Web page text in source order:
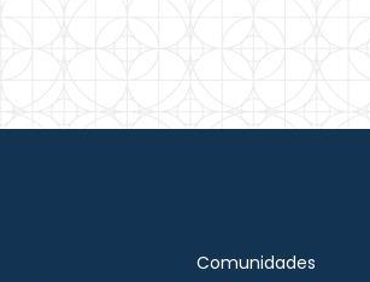
Comunidades